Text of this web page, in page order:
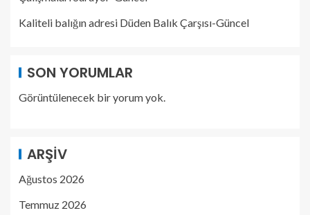
Kaliteli balığın adresi Düden Balık Çarşısı-Güncel
SON YORUMLAR
Görüntülenecek bir yorum yok.
ARŞIV
Ağustos 2026
Temmuz 2026